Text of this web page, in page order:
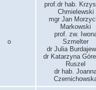
o
prof.dr hab.
Chmielewski
mgr Jan
Markowski
prof. zw.
Szmelter
dr Julia
dr Katarzyna
Ruszel
dr hab.